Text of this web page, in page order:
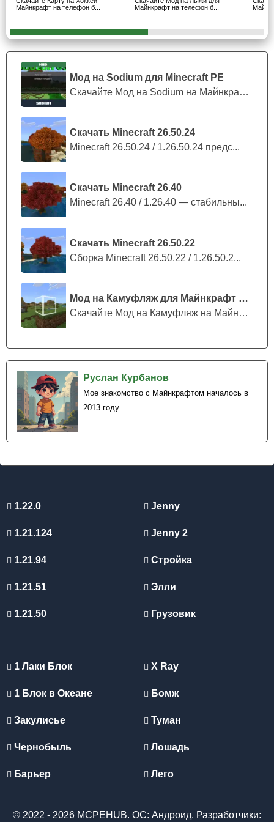
Мод на Sodium для Minecraft PE
Скачайте Мод на Sodium на Майнкрафт П...
Скачать Minecraft 26.50.24
Minecraft 26.50.24 / 1.26.50.24 предс...
Скачать Minecraft 26.40
Minecraft 26.40 / 1.26.40 — стабильны...
Скачать Minecraft 26.50.22
Сборка Minecraft 26.50.22 / 1.26.50.2...
Мод на Камуфляж для Майнкрафт ПЕ
Скачайте Мод на Камуфляж на Майнкрафт...
Руслан Курбанов
Мое знакомство с Майнкрафтом началось в
2013 году.
Предметы подвергаются только цветовым параметрам,
В многопользовательском формате удобно различать
участников соревнования между собой.
Использование
Мод на лыжи очень прост в использовании, поэтому
кататься на досках по покрытым снегом территориям
Майнкрафт ПЕ сможет любой новичок.
Игроку необходимо выбрать творческий режим, чтобы
найти все необходимые предметы в инвентаре после
активации аддона.
Пользователи могут создавать столько вариантов цвета,
сколько захотят попробовать разные варианты.
Майнкрафт на телефон б...
Майнкрафт на телефон б...
1.22.0
1.21.124
1.21.94
1.21.51
1.21.50
Jenny
Jenny 2
Стройка
Элли
Грузовик
1 Лаки Блок
1 Блок в Океане
Закулисье
Чернобыль
Барьер
X Ray
Бомж
Туман
Лошадь
Лего
© 2022 - 2026 MCPEHUB. ОС: Андроид. Разработчики: